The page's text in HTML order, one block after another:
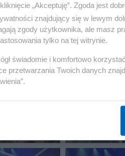
„Akceptuję”. Zgoda jest
znajdujący się w lewym
zgody użytkownika, ale masz
tylko na tej witrynie.
świadomie i komfortowo
przetwarzania Twoich danych